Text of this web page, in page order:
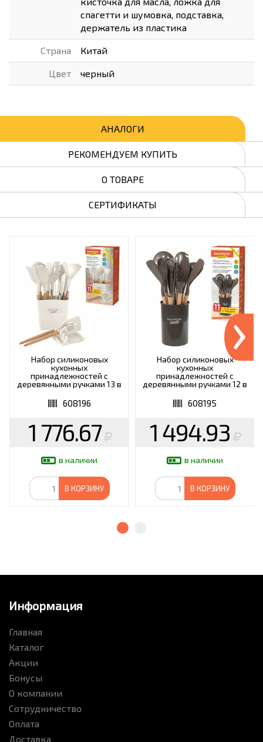
спагетти и шумовка, подставка,
держатель из пластика
Страна Китай
Цвет черный
АНАЛОГИ
РЕКОМЕНДУЕМ КУПИТЬ
О ТОВАРЕ
СЕРТИФИКАТЫ
Набор силиконовых
кухонных
принадлежностей с
деревянными ручками 13 в
608196
608196
1 776.67
в наличии
В КОРЗИНУ
Набор силиконовых
кухонных
принадлежностей с
деревянными ручками 12 в
DASWERK, 608195
608195
1 494.93
в наличии
В КОРЗИНУ
›
Информация
Главная
Каталог
Акции
Бонусы
О компании
Сотрудничество
Оплата
Доставка